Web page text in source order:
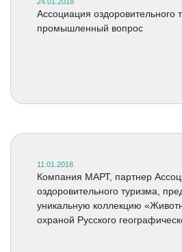
Ассоциация оздоровительного
промышленный вопрос
11.01.2018
Компания МАРТ, партнер
оздоровительного туризма,
уникальную коллекцию
охраной Русского